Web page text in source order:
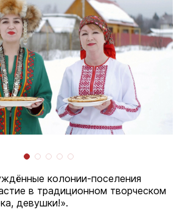
колонии-поселения
в традиционном творческом
девушки!».